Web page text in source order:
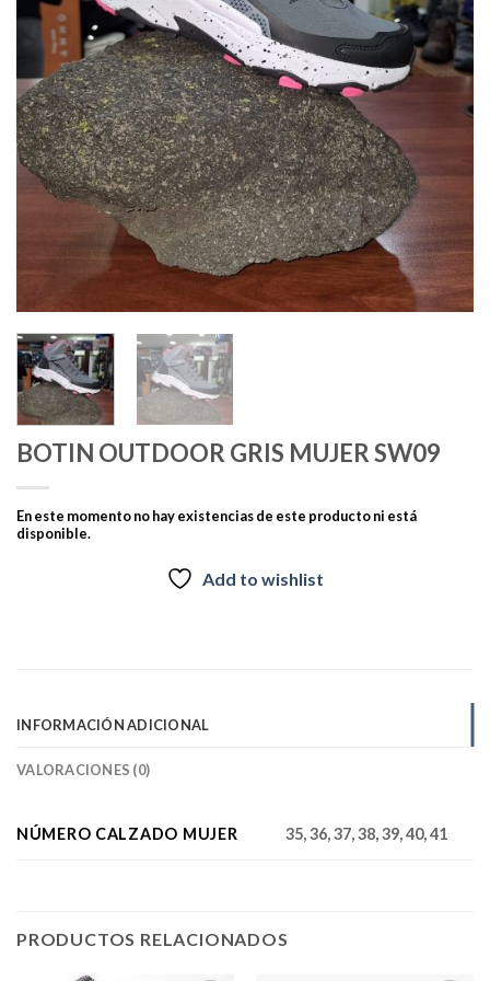
BOTIN OUTDOOR GRIS MUJER SW09
En este momento no hay existencias de este producto ni está
disponible.
Add to wishlist
INFORMACIÓN ADICIONAL
VALORACIONES (0)
NÚMERO CALZADO MUJER 35, 36, 37, 38, 39, 40, 41
PRODUCTOS RELACIONADOS